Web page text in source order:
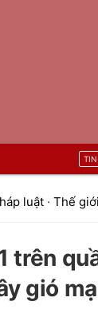
luật · Thế giới
trên
gió